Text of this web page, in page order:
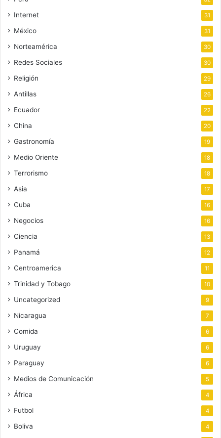
Internet 31
México 31
Norteamérica 30
Redes Sociales 30
Religión 29
Antillas 26
Ecuador 22
China 20
Gastronomía 19
Medio Oriente 18
Terrorismo 18
Asia 17
Cuba 16
Negocios 16
Ciencia 13
Panamá 12
Centroamerica 11
Trinidad y Tobago 10
Uncategorized 9
Nicaragua 7
Comida 6
Uruguay 6
Paraguay 6
Medios de Comunicación 5
África 4
Futbol 4
Boliva 4